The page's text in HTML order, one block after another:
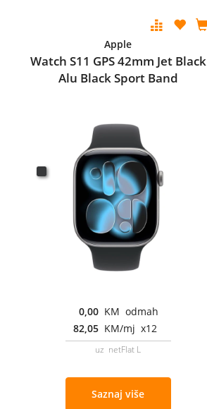
Apple
Watch S11 GPS 42mm Jet Black
Alu Black Sport Band
0,00 KM odmah
82,05 KM/mj x12
uz netFlat L
Saznaj više